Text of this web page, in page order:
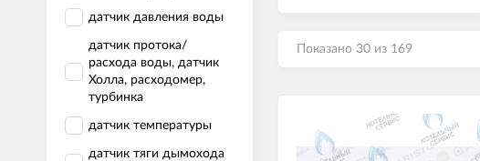
датчик давления воды
датчик протока/
расхода воды, датчик
Холла, расходомер,
турбинка
датчик температуры
датчик тяги дымохода
Показано 30 из 169